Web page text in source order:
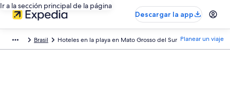
Ir a la sección principal de la página
Descargar la app
Brasil Hoteles en la playa en Mato Grosso del Sur Planear un viaje